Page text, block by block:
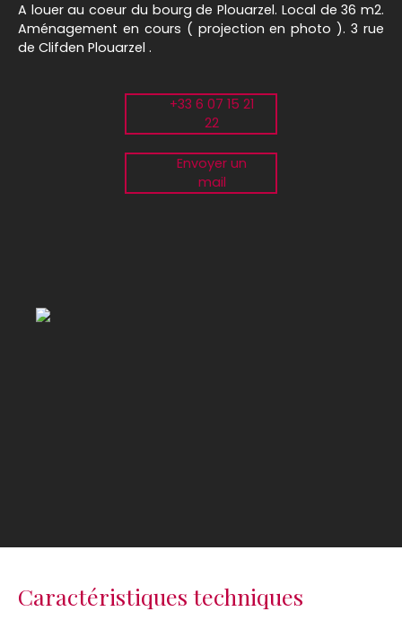
A louer au coeur du bourg de Plouarzel. Local de 36 m2.
Aménagement en cours ( projection en photo ). 3 rue
de Clifden Plouarzel .
+33 6 07 15 21
22
Envoyer un
mail
Caractéristiques techniques